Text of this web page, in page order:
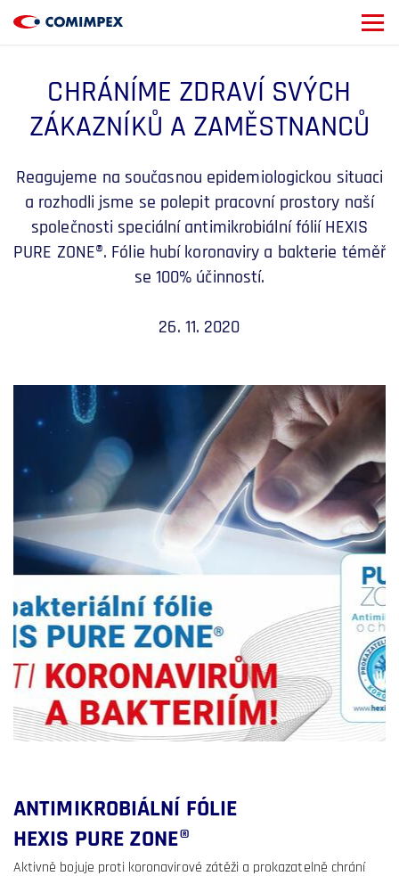
CHRÁNÍME ZDRAVÍ SVÝCH
ZÁKAZNÍKŮ A ZAMĚSTNANCŮ
Reagujeme na současnou epidemiologickou situaci
a rozhodli jsme se polepit pracovní prostory naší
společnosti speciální antimikrobiální fólií HEXIS
PURE ZONE®. Fólie hubí koronaviry a bakterie téměř
se 100% účinností.
26. 11. 2020
ANTIMIKROBIÁLNÍ FÓLIE
HEXIS PURE ZONE®
Aktivně bojuje proti koronavirové zátěži a prokazatelně chrání